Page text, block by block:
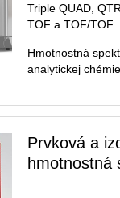
Triple QUAD,
TOF a TOF/TOF.
Hmotnostná
analytickej
Prvková a
hmotnostná